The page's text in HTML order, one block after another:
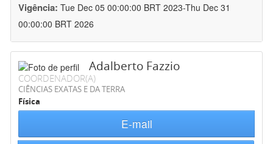
Vigência: Tue Dec 05 00:00:00 BRT 2023-Thu Dec 31
00:00:00 BRT 2026
Adalberto Fazzio
COORDENADOR(A)
CIÊNCIAS EXATAS E DA TERRA
Física
E-mail